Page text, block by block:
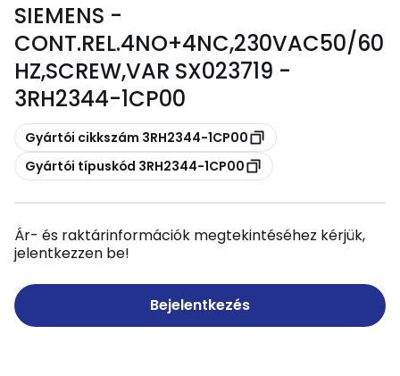
SIEMENS -
CONT.REL.4NO+4NC,230VAC50/60
HZ,SCREW,VAR SX023719 -
3RH2344-1CP00
Másolás
Gyártói cikkszám 3RH2344-1CP00
Másolás
Gyártói típuskód 3RH2344-1CP00
Ár- és raktárinformációk megtekintéséhez kérjük,
jelentkezzen be!
Bejelentkezés